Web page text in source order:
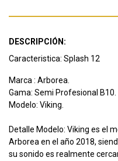
DESCRIPCIÓN:
Caracteristica: Splash 12
Marca : Arborea.
Gama: Semi Profesional B10.
Modelo: Viking.
Detalle Modelo: Viking es el
Arborea en el año 2018,
su sonido es realmente